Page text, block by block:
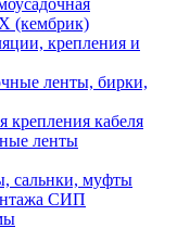
(кембрик)
крепления и
ленты, бирки,
крепления кабеля
ленты
сальнки, муфты
СИП